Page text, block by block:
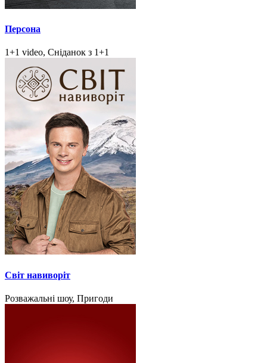
Персона
1+1 video, Сніданок з 1+1
Світ навиворіт
Розважальні шоу, Пригоди